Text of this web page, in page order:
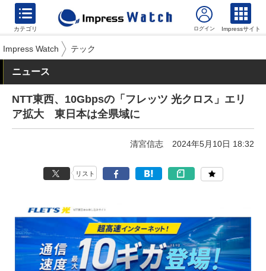
カテゴリ Impressサイト
Impress Watch テック
ニュース
NTT東西、10Gbpsの「フレッツ 光クロス」エリ
ア拡大 東日本は全県域に
清宮信志 2024年5月10日 18:32
リスト